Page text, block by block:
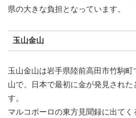
県の大きな負担となっています。
玉山金山
玉山金山は岩手県陸前高田市竹駒
山で、日本で最初に金が発見され
す。
マルコポーロの東方見聞録に出て